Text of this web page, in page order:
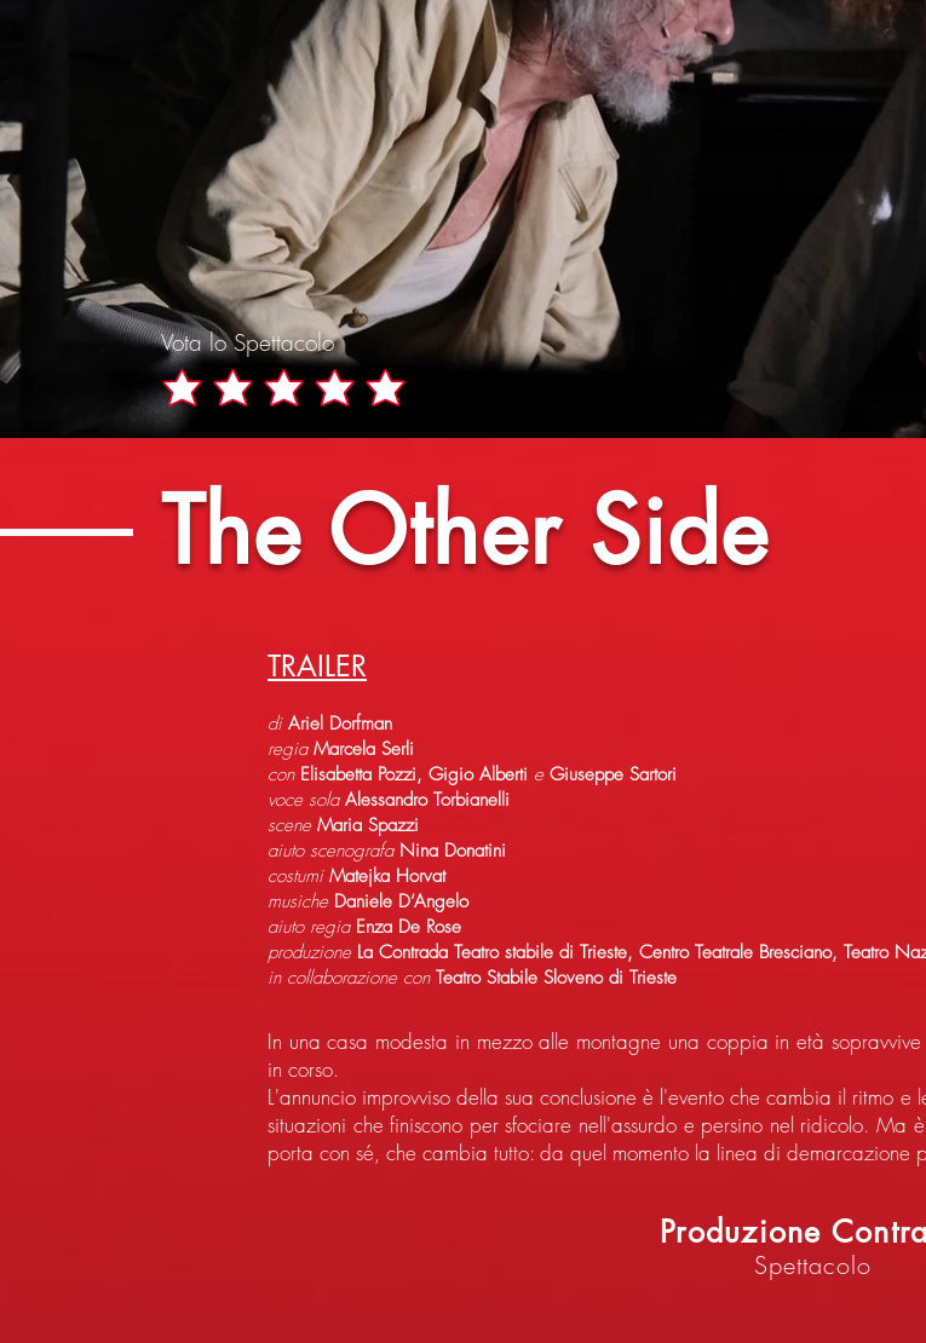
Vota lo Spettacolo
The Other Side
TRAILER
di Ariel Dorfman
regia Marcela Serli
con Elisabetta Pozzi, Gigio Alberti eGiuseppe Sartori
voce sola Alessandro Torbianelli
scene Maria Spazzi
aiuto scenografa Nina Donatini
costumi Matejka Horvat
musiche Daniele D’Angelo
aiuto regia Enza De Rose
produzione La Contrada Teatro stabile di Trieste, Centro Teatrale Bresciano, Teatro
in collaborazione conTeatro Stabile Sloveno di Trieste
In una casa modesta in mezzo alle montagne una coppia in età
in corso.
L'annuncio improvviso della sua conclusione è l'evento che cambia il ritmo
situazioni che finiscono per sfociare nell'assurdo e persino nel ridicolo.
porta con sé, che cambia tutto: da quel momento la linea di
Produzione
Spettacolo